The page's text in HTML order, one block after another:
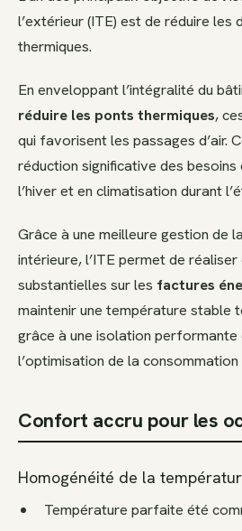
l’extérieur (ITE) est de réduire les
thermiques.
En enveloppant l’intégralité du
réduire les ponts thermiques,
qui favorisent les passages d’air.
réduction significative des
l’hiver et en climatisation durant
Grâce à une meilleure gestion de
intérieure, l’ITE permet de
substantielles sur les factures
maintenir une température stable
grâce à une isolation
l’optimisation de la consommation
Confort accru pour les
Homogénéité de la
Température parfaite été